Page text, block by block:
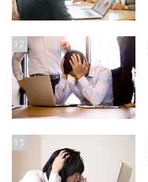
12
13